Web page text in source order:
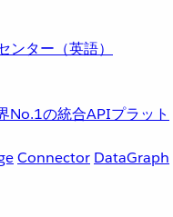
ンター（英語）
No.1の統合APIプラット
Connector DataGraph